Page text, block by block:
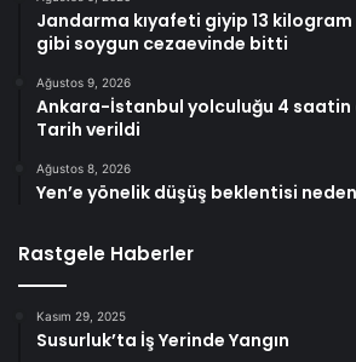
Jandarma kıyafeti giyip 13 kilogram
gibi soygun cezaevinde bitti
Ağustos 9, 2026
Ankara-İstanbul yolculuğu 4 saatin
Tarih verildi
Ağustos 8, 2026
Yen’e yönelik düşüş beklentisi
Rastgele Haberler
Kasım 29, 2025
Susurluk’ta İş Yerinde Yangın